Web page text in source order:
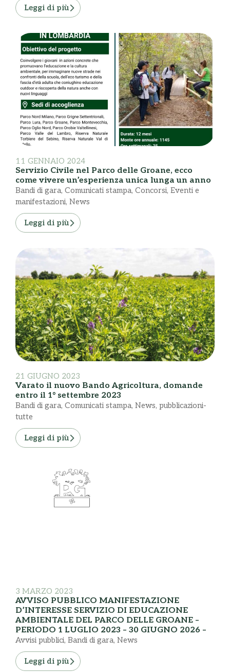
Leggi di più
11 GENNAIO 2024
Servizio Civile nel Parco delle Groane, ecco
come vivere un’esperienza unica lunga un anno
Bandi di gara, Comunicati stampa, Concorsi, Eventi e
manifestazioni, News
Leggi di più
21 GIUGNO 2023
Varato il nuovo Bando Agricoltura, domande
entro il 1° settembre 2023
Bandi di gara, Comunicati stampa, News, pubblicazioni-
tutte
Leggi di più
3 MARZO 2023
AVVISO PUBBLICO MANIFESTAZIONE
D’INTERESSE SERVIZIO DI EDUCAZIONE
AMBIENTALE DEL PARCO DELLE GROANE –
PERIODO 1 LUGLIO 2023 – 30 GIUGNO 2026 –
Avvisi pubblici, Bandi di gara, News
Leggi di più